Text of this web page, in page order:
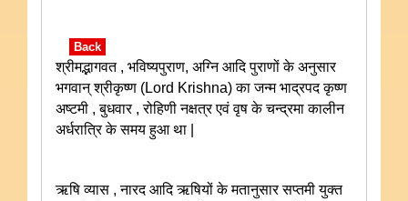
Back
श्रीमद्भागवत , भविष्यपुराण, अग्नि आदि पुराणों के अनुसार
भगवान् श्रीकृष्ण (Lord Krishna) का जन्म भाद्रपद कृष्ण
अष्टमी , बुधवार , रोहिणी नक्षत्र एवं वृष के चन्द्रमा कालीन
अर्धरात्रि के समय हुआ था |
ऋषि व्यास , नारद आदि ऋषियों के मतानुसार सप्तमी युक्त